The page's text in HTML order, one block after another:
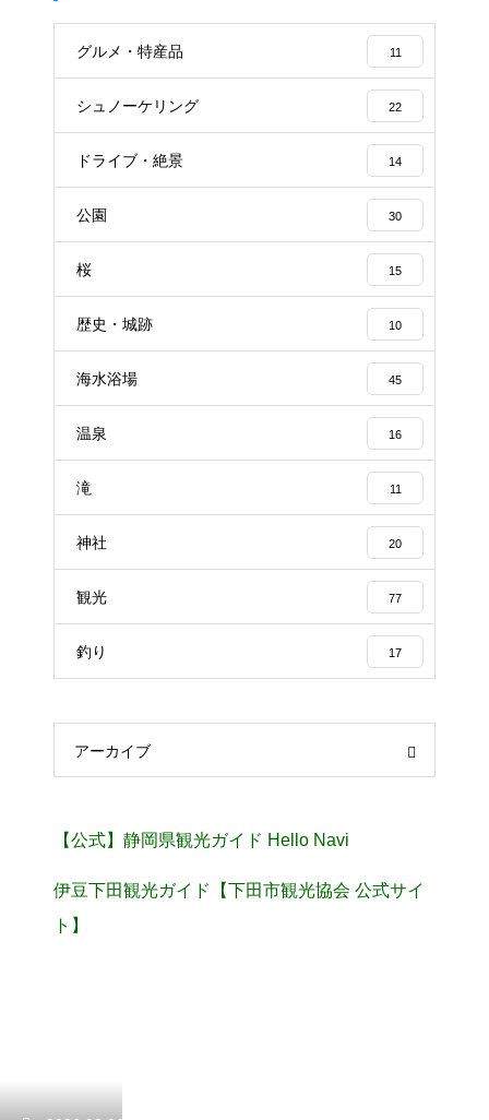
グルメ・特産品 11
シュノーケリング 22
ドライブ・絶景 14
公園 30
桜 15
歴史・城跡 10
海水浴場 45
温泉 16
滝 11
神社 20
観光 77
釣り 17
アーカイブ
【公式】静岡県観光ガイド Hello Navi
伊豆下田観光ガイド【下田市観光協会 公式サイ
ト】